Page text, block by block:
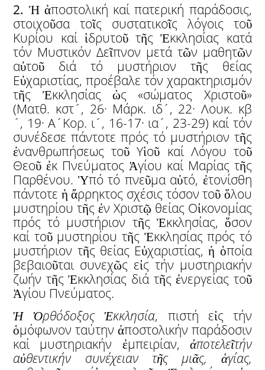
2. Ἡ ἀποστολική καί πατερική παράδοσις,
στοιχοῦσα τοῖς συστατικοῖς λόγοις τοῦ
Κυρίου καί ἱδρυτοῦ τῆς Ἐκκλησίας κατά
τόν Μυστικόν Δεῖπνον μετά τῶν μαθητῶν
αὐτοῦ διά τό μυστήριον τῆς θείας
Εὐχαριστίας, προέβαλε τόν χαρακτηρισμόν
τῆς Ἐκκλησίας ὡς «σώματος Χριστοῦ»
(Ματθ. κστ´, 26· Μάρκ. ιδ´, 22· Λουκ. κβ
´, 19· Α´Κορ. ι´, 16-17· ια´, 23-29) καί τόν
συνέδεσε πάντοτε πρός τό μυστήριον τῆς
ἐνανθρωπήσεως τοῦ Υἱοῦ καί Λόγου τοῦ
Θεοῦ ἐκ Πνεύματος Ἁγίου καί Μαρίας τῆς
Παρθένου. Ὑπό τό πνεῦμα αὐτό, ἐτονίσθη
πάντοτε ἡ ἄρρηκτος σχέσις τόσον τοῦ ὅλου
μυστηρίου τῆς ἐν Χριστῷ θείας Οἰκονομίας
πρός τό μυστήριον τῆς Ἐκκλησίας, ὅσον
καί τοῦ μυστηρίου τῆς Ἐκκλησίας πρός τό
μυστήριον τῆς θείας Εὐχαριστίας, ἡ ὁποία
βεβαιοῦται συνεχῶς εἰς τήν μυστηριακήν
ζωήν τῆς Ἐκκλησίας διά τῆς ἐνεργείας τοῦ
Ἁγίου Πνεύματος.
Ἡ ὈρθόδοξοςἘκκλησία, πιστή εἰς τήν
ὁμόφωνον ταύτην ἀποστολικήν παράδοσιν
καί μυστηριακήν ἐμπειρίαν, ἀποτελεῖτήν
αὐθεντικήν συνέχειαν τῆς μιᾶς, ἁγίας,